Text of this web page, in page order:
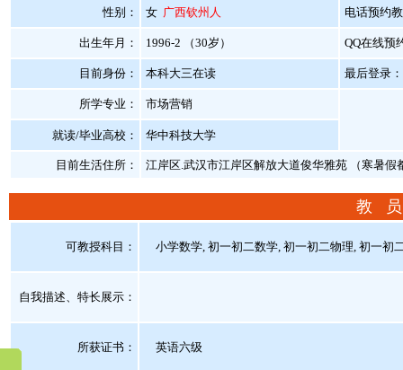
性别： 女 广西钦州人 电话预约
出生年月： 1996-2 （30岁） QQ在线预
目前身份： 本科大三在读 最后登录
所学专业： 市场营销
就读/毕业高校： 华中科技大学
目前生活住所： 江岸区.武汉市江岸区解放大道俊华雅苑 （寒暑假
教
可教授科目： 小学数学, 初一初二数学, 初一初二物理, 初一初
自我描述、特长展示 ：
所获证书 ： 英语六级